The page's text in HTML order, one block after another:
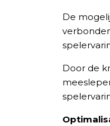
De
Door de